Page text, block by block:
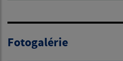
Fotogalérie